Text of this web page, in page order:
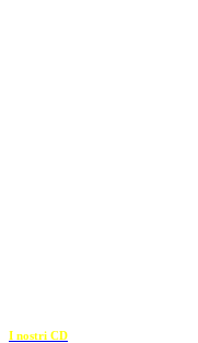
I nostri CD